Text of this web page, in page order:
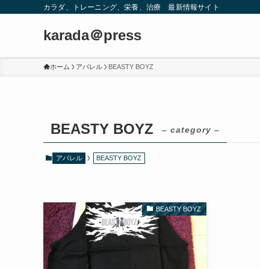
カラダ、トレーニング、栄養、治療 最新情報サイト
karada＠press
ホーム アパレル BEASTY BOYZ
BEASTY BOYZ – category –
アパレル BEASTY BOYZ
BEASTY BOYZ